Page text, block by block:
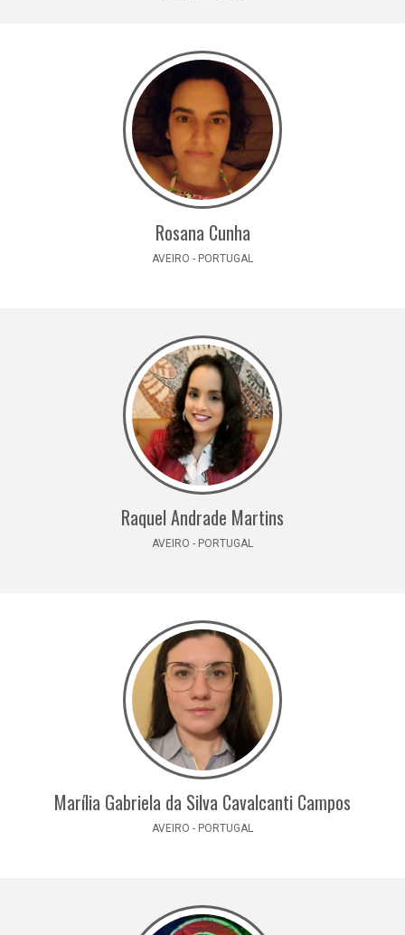
Rosana Cunha
AVEIRO - PORTUGAL
Raquel Andrade Martins
AVEIRO - PORTUGAL
Marília Gabriela da Silva Cavalcanti Campos
AVEIRO - PORTUGAL